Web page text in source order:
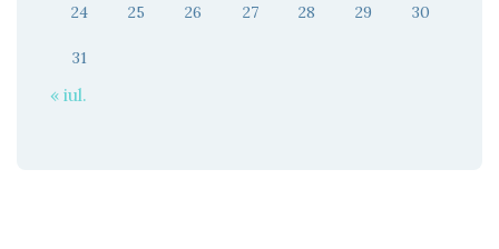
24 25 26 27 28 29 30
31
« iul.